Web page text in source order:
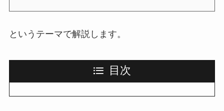
というテーマで解説します。
目次